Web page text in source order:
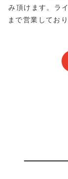
み頂けます。 ラ
まで営業してお